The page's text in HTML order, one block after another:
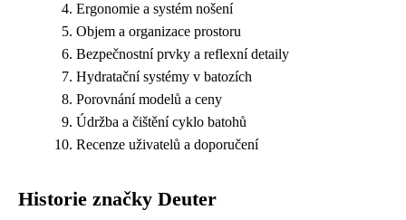
Ergonomie a systém nošení
Objem a organizace prostoru
Bezpečnostní prvky a reflexní detaily
Hydratační systémy v batozích
Porovnání modelů a ceny
Údržba a čištění cyklo batohů
Recenze uživatelů a doporučení
Historie značky Deuter